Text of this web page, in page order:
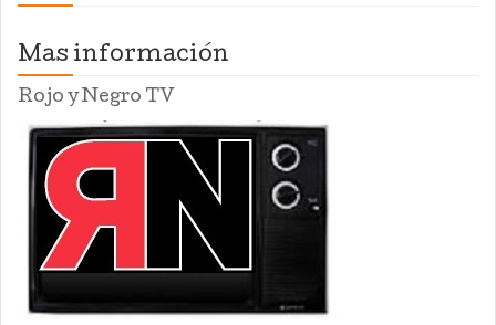
Mas información
Rojo y Negro TV